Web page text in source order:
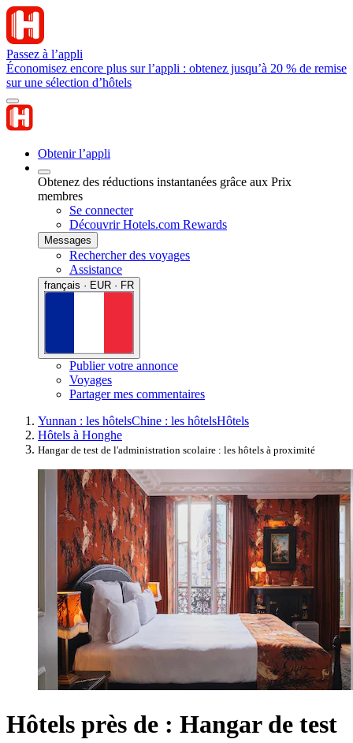
Passez à l’appli
Économisez encore plus sur l’appli : obtenez jusqu’à 20 % de remise
sur une sélection d’hôtels
Obtenir l’appli
Obtenez des réductions instantanées grâce aux Prix
membres
Se connecter
Découvrir Hotels.com Rewards
Messages
Rechercher des voyages
Assistance
français · EUR · FR
Publier votre annonce
Voyages
Partager mes commentaires
Yunnan : les hôtelsChine : les hôtelsHôtels
Hôtels à Honghe
Hangar de test de l'administration scolaire : les hôtels à proximité
Hôtels près de : Hangar de test